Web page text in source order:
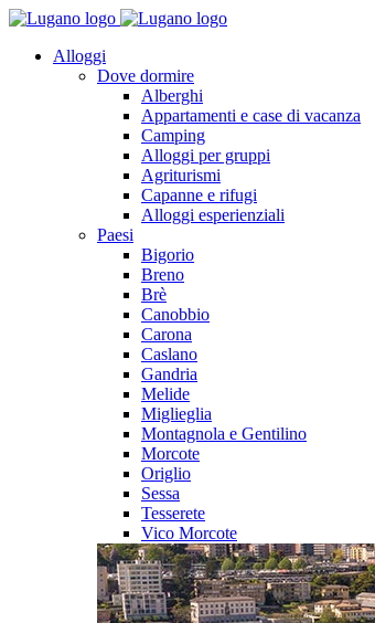
Alloggi
Dove dormire
Alberghi
Appartamenti e case di vacanza
Camping
Alloggi per gruppi
Agriturismi
Capanne e rifugi
Alloggi esperienziali
Paesi
Bigorio
Breno
Brè
Canobbio
Carona
Caslano
Gandria
Melide
Miglieglia
Montagnola e Gentilino
Morcote
Origlio
Sessa
Tesserete
Vico Morcote